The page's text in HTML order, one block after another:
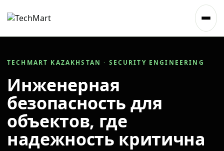
TECHMART KAZAKHSTAN · SECURITY ENGINEERING
Инженерная
безопасность для
объектов, где
надежность критична